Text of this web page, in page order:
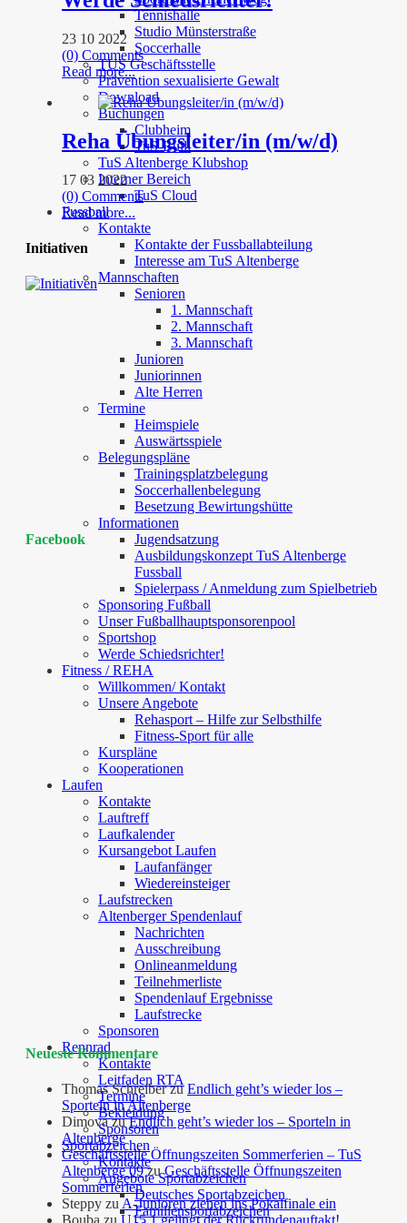
Tennishalle
Studio Münsterstraße
Soccerhalle
TUS Geschäftsstelle
Prävention sexualisierte Gewalt
Download
Buchungen
Clubheim
TuS-Bulli
TuS Altenberge Klubshop
Interner Bereich
TuS Cloud
Fussball
Kontakte
Kontakte der Fussballabteilung
Interesse am TuS Altenberge
Mannschaften
Senioren
1. Mannschaft
2. Mannschaft
3. Mannschaft
Junioren
Juniorinnen
Alte Herren
Termine
Heimspiele
Auswärtsspiele
Belegungspläne
Trainingsplatzbelegung
Soccerhallenbelegung
Besetzung Bewirtungshütte
Informationen
Jugendsatzung
Ausbildungskonzept TuS Altenberge
Fussball
Spielerpass / Anmeldung zum Spielbetrieb
Sponsoring Fußball
Unser Fußballhauptsponsorenpool
Sportshop
Werde Schiedsrichter!
Fitness / REHA
Willkommen/ Kontakt
Unsere Angebote
Rehasport – Hilfe zur Selbsthilfe
Fitness-Sport für alle
Kurspläne
Kooperationen
Laufen
Kontakte
Lauftreff
Laufkalender
Kursangebot Laufen
Laufanfänger
Wiedereinsteiger
Laufstrecken
Altenberger Spendenlauf
Nachrichten
Ausschreibung
Onlineanmeldung
Teilnehmerliste
Spendenlauf Ergebnisse
Laufstrecke
Sponsoren
Rennrad
Kontakte
Leitfaden RTA
Termine
Bekleidung
Sponsoren
Sportabzeichen
Kontakte
Angebote Sportabzeichen
Deutsches Sportabzeichen
Familiensportabzeichen
23 10 2022
(0) Comments
Read more...
Reha Übungsleiter/in (m/w/d)
17 03 2022
(0) Comments
Read more...
Initiativen
Facebook
Neueste Kommentare
Thomas SchreiberzuEndlich geht’s wieder los –
Sporteln in Altenberge
DimovazuEndlich geht’s wieder los – Sporteln in
Altenberge
Geschäftsstelle Öffnungszeiten Sommerferien – TuS
Altenberge 09zuGeschäftsstelle Öffnungszeiten
Sommerferien
Steppy zu A-Junioren ziehen ins Pokalfinale ein